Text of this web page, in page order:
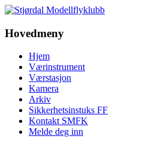
Hovedmeny
Hjem
Værinstrument
Værstasjon
Kamera
Arkiv
Sikkerhetsinstuks FF
Kontakt SMFK
Melde deg inn